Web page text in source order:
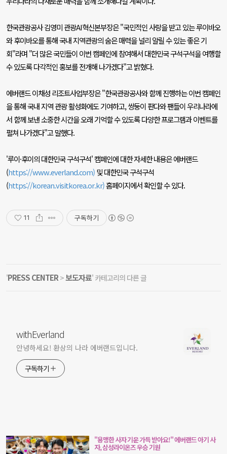
한국관광공사 김영미 관광AI혁신본부장은"국민적인 사랑을 받고 있는 루이바오
와 후이바오를 통해 국내 지역관광의 숨은 매력을 널리 알릴 수 있는 좋은 기
회"라며"더 많은 국민들이 이번 캠페인에 참여해서 대한민국 구석구석을 여행할
수 있도록 다각적인 홍보를 전개해 나가겠다"고 밝혔다.
에버랜드 이채성 리조트사업부장은"한국관광공사와 함께 진행하는 이번 캠페인
을 통해 국내 지역 관광 활성화에도 기여하고,쌍둥이 판다와 팬들이 우리나라에
서 함께 보낸 소중한 시간을 오래 기억할 수 있도록 다양한 프로그램과 이벤트를
펼쳐 나가겠다"고 말했다.
'루이·후이의 대한민국 구석구석'캠페인에 대한 자세한 내용은 에버랜드
(https://www.everland.com)및 대한민국 구석구석
(https://korean.visitkorea.or.kr)홈페이지에서 확인할 수 있다.
11 구독하기
'PRESS CENTER>보도자료' 카테고리의 다른 글
withEverland
안녕하세요! 환상의 나라 에버랜드입니다.
구독하기
"용맹한 사자 기운 가득 받아요!" 에버랜드 아기 사
자, 삼성라이온즈 우승 기원